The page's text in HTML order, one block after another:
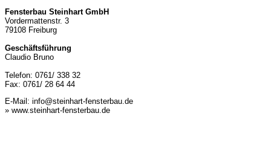
Fensterbau Steinhart GmbH
Vordermattenstr. 3
79108 Freiburg
Geschäftsführung
Claudio Bruno
Telefon: 0761/ 338 32
Fax: 0761/ 28 64 44
E-Mail: info@steinhart-fensterbau.de
» www.steinhart-fensterbau.de